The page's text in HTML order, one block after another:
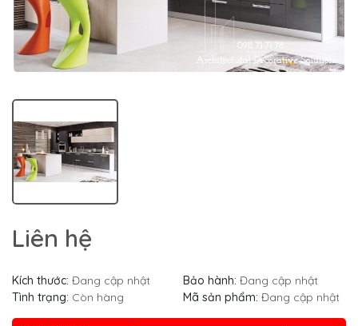
Liên hệ
Kích thước: Đang cập nhật Bảo hành: Đang cập nhật
Tình trạng: Còn hàng Mã sản phẩm: Đang cập nhật